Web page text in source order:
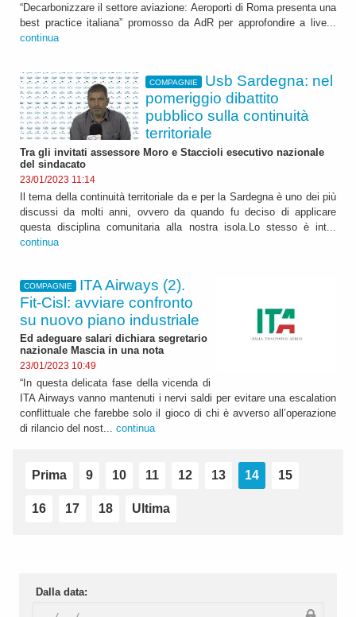
“Decarbonizzare il settore aviazione: Aeroporti di Roma presenta una
best practice italiana” promosso da AdR per approfondire a live...
continua
COMPAGNIE
Usb Sardegna: nel
pomeriggio dibattito
pubblico sulla continuità
territoriale
Tra gli invitati assessore Moro e Staccioli esecutivo nazionale
del sindacato
23/01/2023 11:14
Il tema della continuità territoriale da e per la Sardegna è uno dei più
discussi da molti anni, ovvero da quando fu deciso di applicare
questa disciplina comunitaria alla nostra isola.Lo stesso è int...
continua
COMPAGNIE
ITA Airways (2).
Fit-Cisl: avviare confronto
su nuovo piano industriale
Ed adeguare salari dichiara segretario
nazionale Mascia in una nota
23/01/2023 10:49
“In questa delicata fase della vicenda di
ITA Airways vanno mantenuti i nervi saldi per evitare una escalation
conflittuale che farebbe solo il gioco di chi è avverso all’operazione
di rilancio del nost... continua
Prima 9 10 11 12 13 14 15
16 17 18 Ultima
Dalla data: